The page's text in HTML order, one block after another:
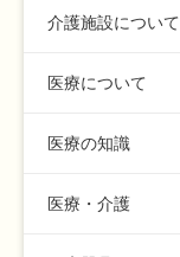
介護施設について
医療について
医療の知識
医療・介護